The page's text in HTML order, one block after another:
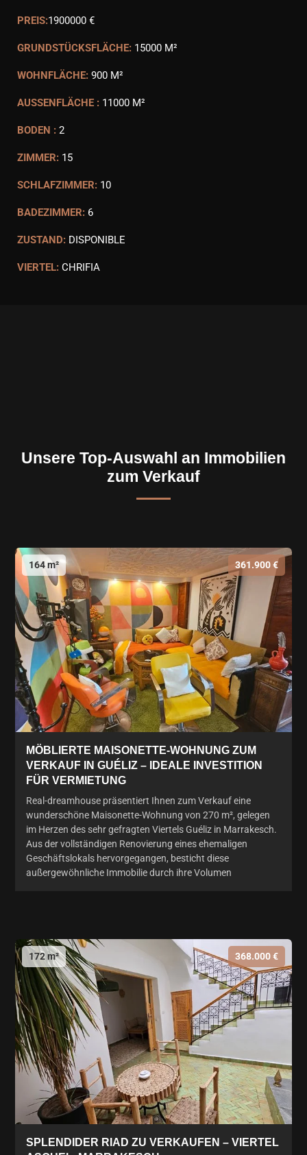
PREIS:1900000 €
GRUNDSTÜCKSFLÄCHE: 15000 M²
WOHNFLÄCHE: 900 M²
AUSSENFLÄCHE : 11000 M²
BODEN : 2
ZIMMER: 15
SCHLAFZIMMER: 10
BADEZIMMER: 6
ZUSTAND: DISPONIBLE
VIERTEL: CHRIFIA
Unsere Top-Auswahl an Immobilien
zum Verkauf
164 m² 361.900 €
MÖBLIERTE MAISONETTE-WOHNUNG ZUM
VERKAUF IN GUÉLIZ – IDEALE INVESTITION
FÜR VERMIETUNG
Real-dreamhouse präsentiert Ihnen zum Verkauf eine
wunderschöne Maisonette-Wohnung von 270 m², gelegen
im Herzen des sehr gefragten Viertels Guéliz in Marrakesch.
Aus der vollständigen Renovierung eines ehemaligen
Geschäftslokals hervorgegangen, besticht diese
außergewöhnliche Immobilie durch ihre Volumen
172 m² 368.000 €
SPLENDIDER RIAD ZU VERKAUFEN – VIERTEL